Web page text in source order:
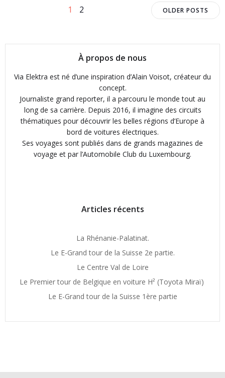
navigation
Page
1 Page
2
Posts
OLDER POSTS
À propos de nous
Via Elektra est né d’une inspiration d’Alain Voisot, créateur du
concept.
Journaliste grand reporter, il a parcouru le monde tout au
long de sa carrière. Depuis 2016, il imagine des circuits
thématiques pour découvrir les belles régions d’Europe à
bord de voitures électriques.
Ses voyages sont publiés dans de grands magazines de
voyage et par l’Automobile Club du Luxembourg.
Articles récents
La Rhénanie-Palatinat.
Le E-Grand tour de la Suisse 2e partie.
Le Centre Val de Loire
Le Premier tour de Belgique en voiture H² (Toyota Miraï)
Le E-Grand tour de la Suisse 1ère partie